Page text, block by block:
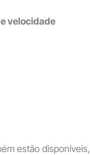
velocidade
estão disponíveis,